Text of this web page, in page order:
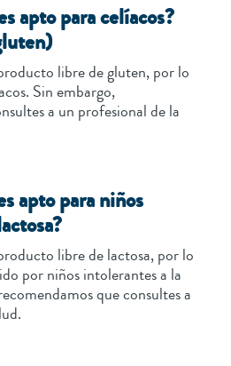
apto para celíacos?
libre de gluten, por lo
Sin embargo,
a un profesional de la
apto para niños
libre de lactosa, por lo
por niños intolerantes a la
que consultes a